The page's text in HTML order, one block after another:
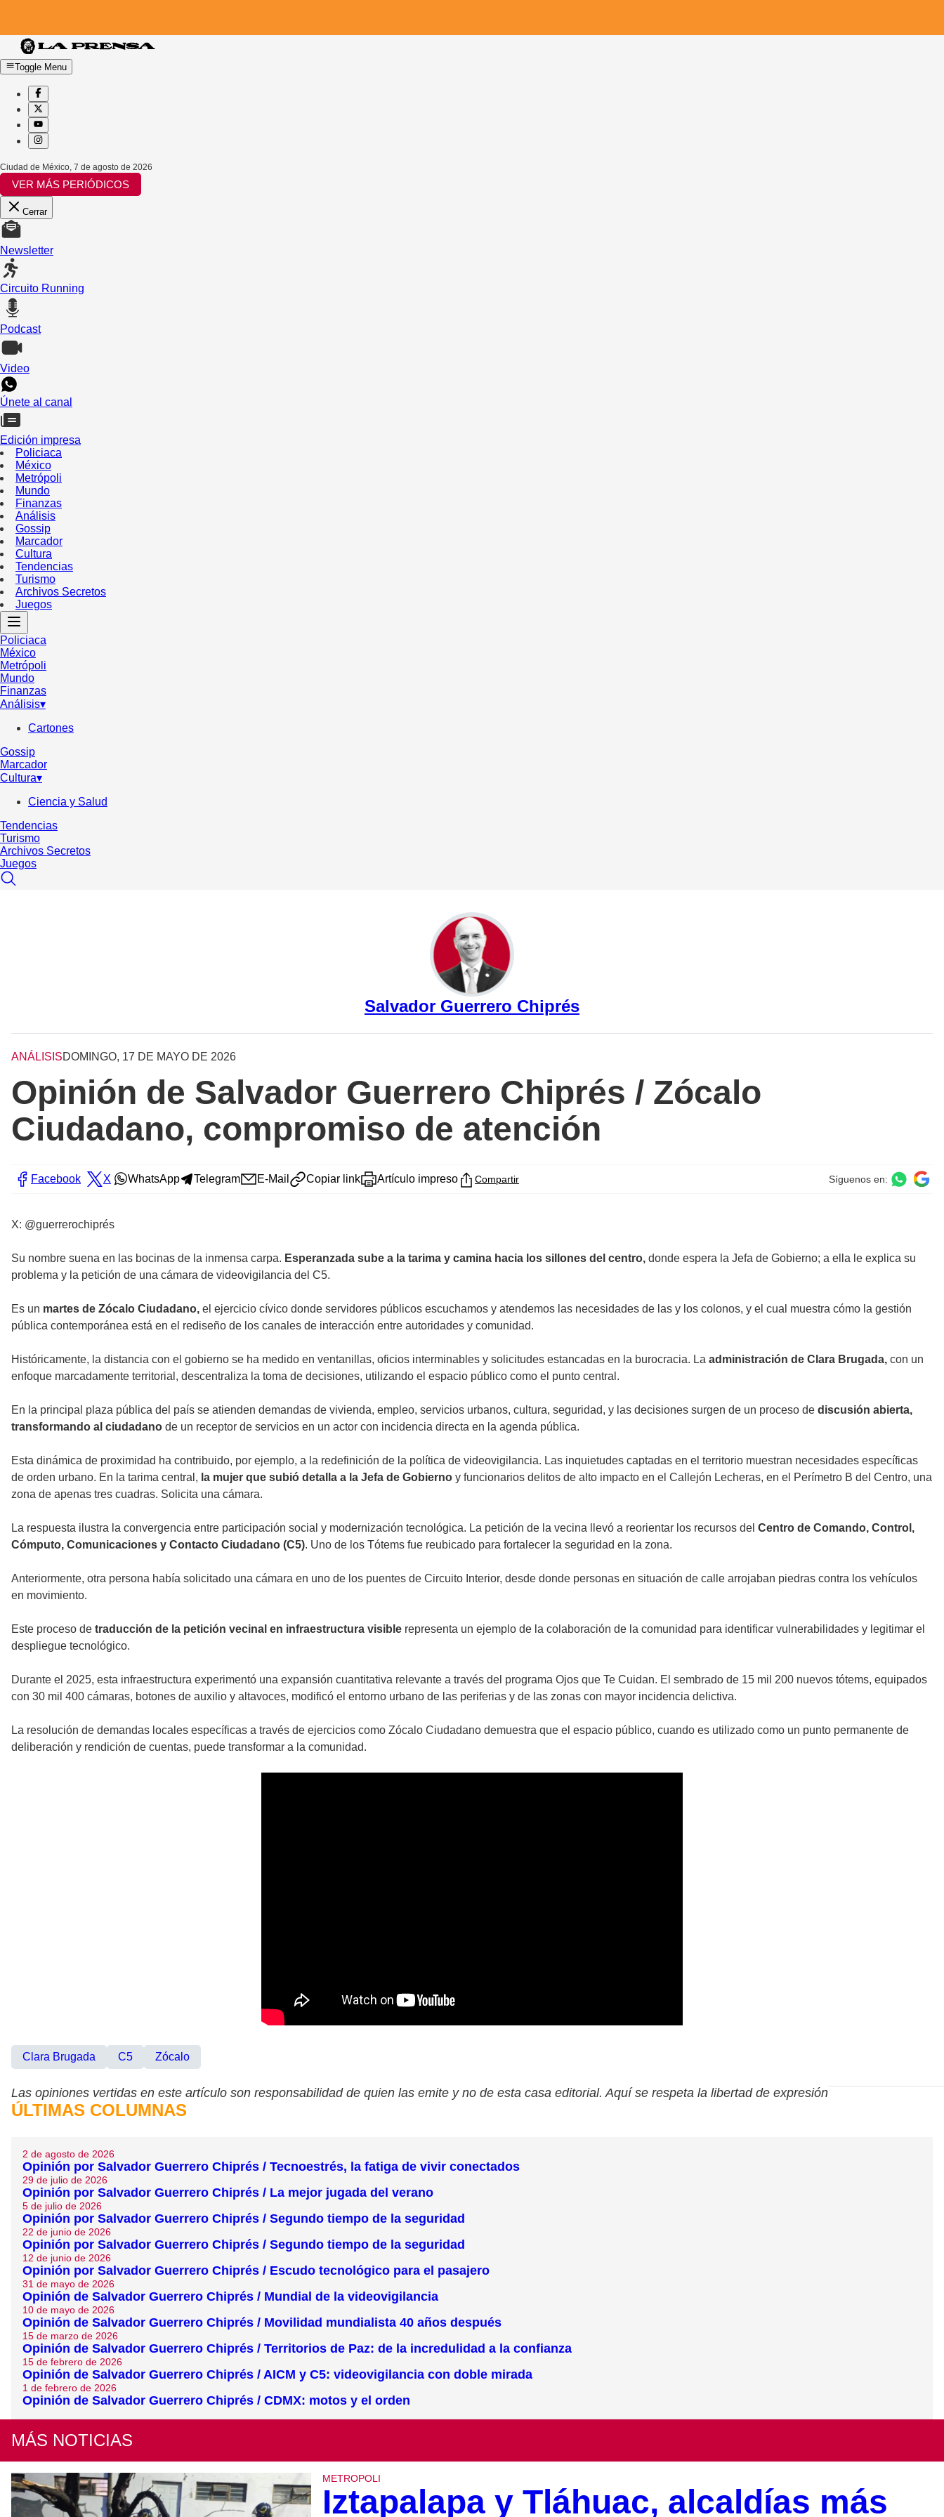
Toggle Menu
Ciudad de México 7 de agosto de 2026
VER MÁS PERIÓDICOS
Cerrar
Newsletter
Circuito Running
Podcast
Video
Únete al canal
Edición impresa
Policiaca
México
Metrópoli
Mundo
Finanzas
Análisis
Gossip
Marcador
Cultura
Tendencias
Turismo
Archivos Secretos
Juegos
Policiaca
México
Metrópoli
Mundo
Finanzas
Análisis▾
Cartones
Gossip
Marcador
Cultura▾
Ciencia y Salud
Tendencias
Turismo
Archivos Secretos
Juegos
Salvador Guerrero Chiprés
ANÁLISISDOMINGO, 17 DE MAYO DE 2026
Opinión de Salvador Guerrero Chiprés / Zócalo
Ciudadano, compromiso de atención
Facebook X WhatsApp Telegram E-Mail Copiar link Artículo impreso Compartir Síguenos en:
X: @guerrerochiprés
Su nombre suena en las bocinas de la inmensa carpa. Esperanzada sube a la tarima y camina hacia los sillones del centro, donde espera la Jefa de Gobierno; a ella le explica su
problema y la petición de una cámara de videovigilancia del C5.
Es un martes de Zócalo Ciudadano, el ejercicio cívico donde servidores públicos escuchamos y atendemos las necesidades de las y los colonos, y el cual muestra cómo la gestión
pública contemporánea está en el rediseño de los canales de interacción entre autoridades y comunidad.
Históricamente, la distancia con el gobierno se ha medido en ventanillas, oficios interminables y solicitudes estancadas en la burocracia. La administración de Clara Brugada, con un
enfoque marcadamente territorial, descentraliza la toma de decisiones, utilizando el espacio público como el punto central.
En la principal plaza pública del país se atienden demandas de vivienda, empleo, servicios urbanos, cultura, seguridad, y las decisiones surgen de un proceso de discusión abierta,
transformando al ciudadano de un receptor de servicios en un actor con incidencia directa en la agenda pública.
Esta dinámica de proximidad ha contribuido, por ejemplo, a la redefinición de la política de videovigilancia. Las inquietudes captadas en el territorio muestran necesidades específicas
de orden urbano. En la tarima central, la mujer que subió detalla a la Jefa de Gobierno y funcionarios delitos de alto impacto en el Callejón Lecheras, en el Perímetro B del Centro, una
zona de apenas tres cuadras. Solicita una cámara.
La respuesta ilustra la convergencia entre participación social y modernización tecnológica. La petición de la vecina llevó a reorientar los recursos del Centro de Comando, Control,
Cómputo, Comunicaciones y Contacto Ciudadano (C5). Uno de los Tótems fue reubicado para fortalecer la seguridad en la zona.
Anteriormente, otra persona había solicitado una cámara en uno de los puentes de Circuito Interior, desde donde personas en situación de calle arrojaban piedras contra los vehículos
en movimiento.
Este proceso de traducción de la petición vecinal en infraestructura visible representa un ejemplo de la colaboración de la comunidad para identificar vulnerabilidades y legitimar el
despliegue tecnológico.
Durante el 2025, esta infraestructura experimentó una expansión cuantitativa relevante a través del programa Ojos que Te Cuidan. El sembrado de 15 mil 200 nuevos tótems, equipados
con 30 mil 400 cámaras, botones de auxilio y altavoces, modificó el entorno urbano de las periferias y de las zonas con mayor incidencia delictiva.
La resolución de demandas locales específicas a través de ejercicios como Zócalo Ciudadano demuestra que el espacio público, cuando es utilizado como un punto permanente de
deliberación y rendición de cuentas, puede transformar a la comunidad.
Clara Brugada C5 Zócalo
Las opiniones vertidas en este artículo son responsabilidad de quien las emite y no de esta casa editorial. Aquí se respeta la libertad de expresión
ÚLTIMAS COLUMNAS
2 de agosto de 2026
Opinión por Salvador Guerrero Chiprés / Tecnoestrés, la fatiga de vivir conectados
29 de julio de 2026
Opinión por Salvador Guerrero Chiprés / La mejor jugada del verano
5 de julio de 2026
Opinión por Salvador Guerrero Chiprés / Segundo tiempo de la seguridad
22 de junio de 2026
Opinión por Salvador Guerrero Chiprés / Segundo tiempo de la seguridad
12 de junio de 2026
Opinión por Salvador Guerrero Chiprés / Escudo tecnológico para el pasajero
31 de mayo de 2026
Opinión de Salvador Guerrero Chiprés / Mundial de la videovigilancia
10 de mayo de 2026
Opinión de Salvador Guerrero Chiprés / Movilidad mundialista 40 años después
15 de marzo de 2026
Opinión de Salvador Guerrero Chiprés / Territorios de Paz: de la incredulidad a la confianza
15 de febrero de 2026
Opinión de Salvador Guerrero Chiprés / AICM y C5: videovigilancia con doble mirada
1 de febrero de 2026
Opinión de Salvador Guerrero Chiprés / CDMX: motos y el orden
MÁS NOTICIAS
METROPOLI
Iztapalapa y Tláhuac, alcaldías más